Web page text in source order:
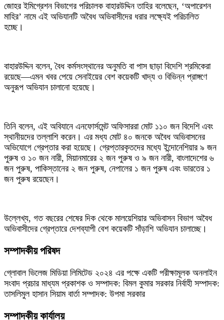
জোহর ইমিগ্রেশন বিভাগের পরিচালক বাহারউদ্দিন তাহির বলেছেন, ‘অপারেশন
মাহির’ নামে এই অভিযানটি অবৈধ অভিবাসীদের ধরার লক্ষ্যেই পরিচালিত
হচ্ছে।
বাহারউদ্দিন বলেন, বৈধ কর্মসংস্থানের অনুমতি বা পাস ছাড়া বিদেশি শ্রমিকেরা
রয়েছে—এমন খবর পেয়ে সেনাইয়ের বেশ কয়েকটি খাদ্য ও বিভিন্ন প্রাঙ্গণে
অনুরূপ অভিযান চালানো হয়েছে।
তিনি বলেন, এই অবিযানে এনফোর্সমেন্ট অফিসাররা মোট ১১০ জন বিদেশি এবং
স্থানীয়দের তল্লাশি করেন। এর মধ্য মোট ৪০ জনকে অবৈধ অভিবাসনের
অভিযোগে গ্রেপ্তার করা হয়েছে। গ্রেপ্তারকৃতদের মধ্যে ইন্দোনেশিয়ার ৯ জন
পুরুষ ও ১০ জন নারী, মিয়ানমারের ২ জন পুরুষ ও ৯ জন নারী, বাংলাদেশের ৬
জন পুরুষ, পাকিস্তানের ২ জন পুরুষ, নেপালের ১ জন পুরুষ এবং ভারতের ১
জন পুরুষ রয়েছেন।
উল্লেখ্য, গত বছরের শেষের দিক থেকে মালয়েশিয়ার অভিবাসন বিভাগ অবৈধ
অভিবাসীদের গ্রেপ্তারে দেশব্যাপী বেশ কয়েকটি সাঁড়াশি অভিযান চালাচ্ছে।
সম্পাদকীয় পরিষদ
গ্লোবাল ভিলেজ মিডিয়া লিমিটেড ২০২৪ এর পক্ষে একটি পরীক্ষামূলক অনলাইন
সংবাদ প্রচার মাধ্যম প্রকাশক ও সম্পাদক: বিমল কুমার সরকার নির্বাহী সম্পাদক:
তাসলিমুল হাসান সিয়াম বার্তা সম্পাদক: উপমা সরকার
সম্পাদকীয় কার্যালয়